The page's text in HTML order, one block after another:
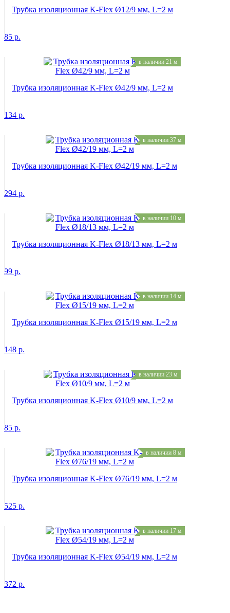
Трубка изоляционная K-Flex Ø12/9 мм, L=2 м
85 р.
в наличии 21 м
Трубка изоляционная K-Flex Ø42/9 мм, L=2 м
134 р.
в наличии 37 м
Трубка изоляционная K-Flex Ø42/19 мм, L=2 м
294 р.
в наличии 10 м
Трубка изоляционная K-Flex Ø18/13 мм, L=2 м
99 р.
в наличии 14 м
Трубка изоляционная K-Flex Ø15/19 мм, L=2 м
148 р.
в наличии 23 м
Трубка изоляционная K-Flex Ø10/9 мм, L=2 м
85 р.
в наличии 8 м
Трубка изоляционная K-Flex Ø76/19 мм, L=2 м
525 р.
в наличии 17 м
Трубка изоляционная K-Flex Ø54/19 мм, L=2 м
372 р.